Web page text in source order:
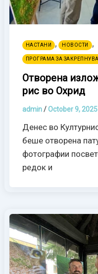
НАСТАНИ , НОВОСТИ ,
ПРОГРАМА ЗА
Отворена
рис во Охрид
admin/October 9, 2025
Денес во
беше отворена
фотографии
редок и